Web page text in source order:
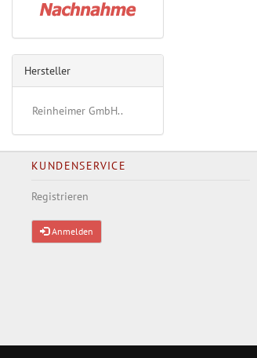
Hersteller
Reinheimer GmbH..
KUNDENSERVICE
Registrieren
Anmelden